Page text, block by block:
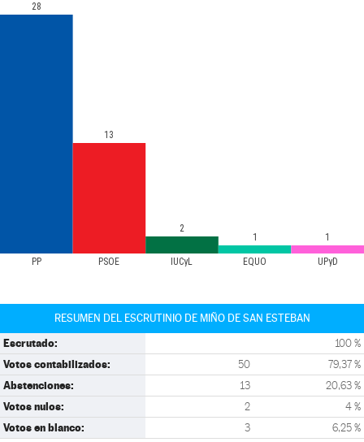
PP PSOE IUCyL EQUO UPyD
28
13
2
1 1
RESUMEN DEL ESCRUTINIO DE MIÑO DE SAN ESTEBAN
Escrutado: 100 %
Votos contabilizados: 50 79,37 %
Abstenciones: 13 20,63 %
Votos nulos: 2 4 %
Votos en blanco: 3 6,25 %